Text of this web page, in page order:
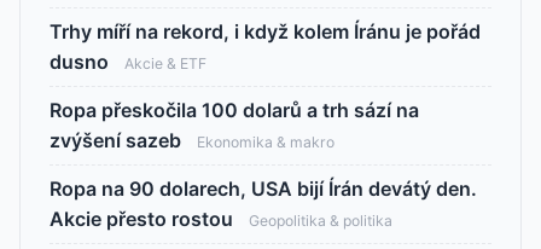
Trhy míří na rekord, i když kolem Íránu je pořád
dusno
Akcie & ETF
Ropa přeskočila 100 dolarů a trh sází na
zvýšení sazeb
Ekonomika & makro
Ropa na 90 dolarech, USA bijí Írán devátý den.
Akcie přesto rostou
Geopolitika & politika